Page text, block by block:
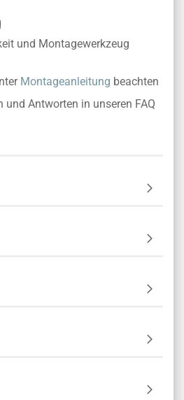
und Montagewerkzeug
Montageanleitung beachten
und Antworten in unseren FAQ